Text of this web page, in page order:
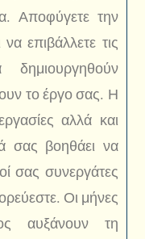
Αποφύγετε την
επιβάλλετε τις
το έργο σας. Η
αλλά και
σας βοηθάει να
σας συνεργάτες
Οι μήνες
αυξάνουν τη